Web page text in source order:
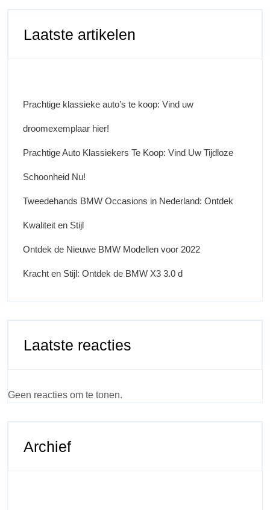
Laatste artikelen
Prachtige klassieke auto’s te koop: Vind uw
droomexemplaar hier!
Prachtige Auto Klassiekers Te Koop: Vind Uw Tijdloze
Schoonheid Nu!
Tweedehands BMW Occasions in Nederland: Ontdek
Kwaliteit en Stijl
Ontdek de Nieuwe BMW Modellen voor 2022
Kracht en Stijl: Ontdek de BMW X3 3.0 d
Laatste reacties
Geen reacties om te tonen.
Archief